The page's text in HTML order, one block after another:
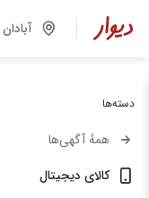
آبادان
دسته‌ها
همهٔ آگهی‌ها
کالای دیجیتال